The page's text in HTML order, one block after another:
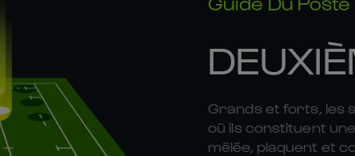
Grands et forts, les
où ils constituent
mêlée, plaquent et